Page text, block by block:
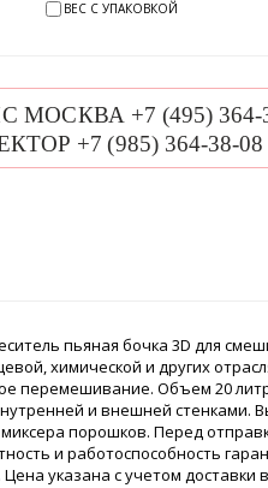
ВЕС С УПАКОВКОЙ
пьяная бочка 3D для
химической и других
перемешивание. Объем 20
и внешней стенками.
порошков. Перед
и работоспособность
указана с учетом доставки